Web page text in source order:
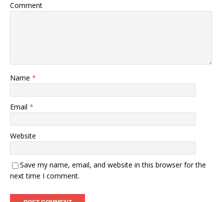
Comment
Name *
Email *
Website
Save my name, email, and website in this browser for the
next time I comment.